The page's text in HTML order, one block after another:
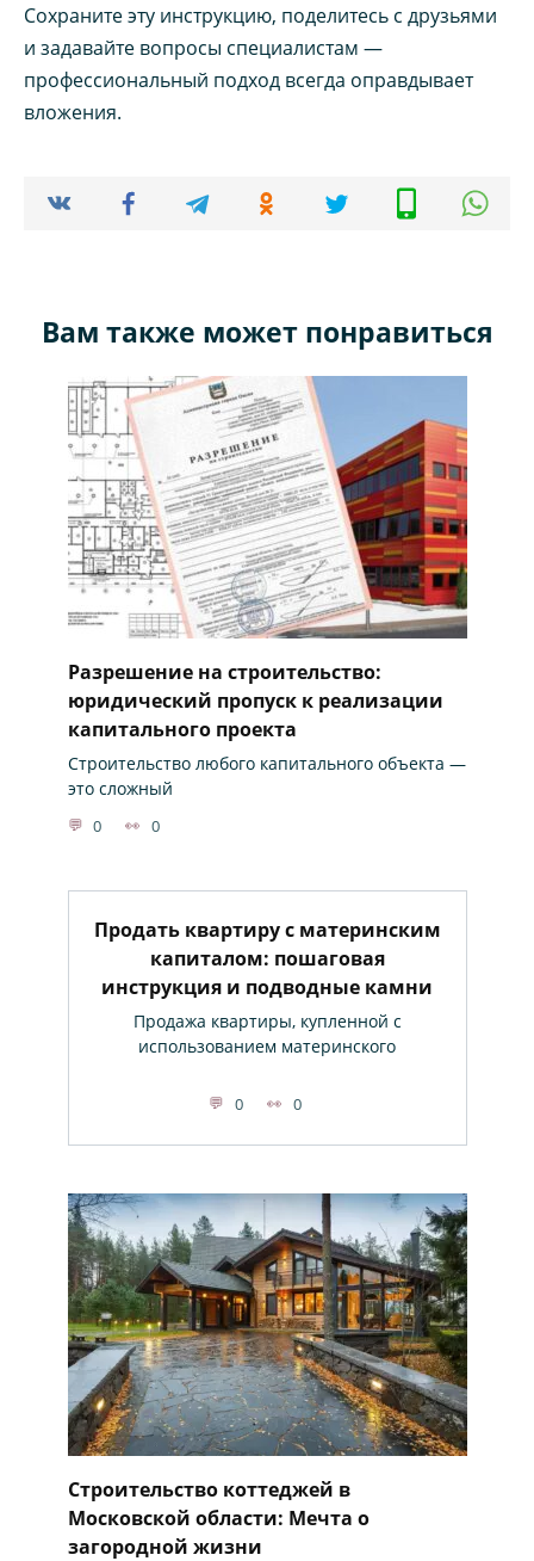
Сохраните эту инструкцию, поделитесь с друзьями
и задавайте вопросы специалистам —
профессиональный подход всегда оправдывает
вложения.
Вам также может понравиться
Разрешение на строительство:
юридический пропуск к реализации
капитального проекта
Строительство любого капитального объекта —
это сложный
0 0
Продать квартиру с материнским
капиталом: пошаговая
инструкция и подводные камни
Продажа квартиры, купленной с
использованием материнского
0 0
Строительство коттеджей в
Московской области: Мечта о
загородной жизни